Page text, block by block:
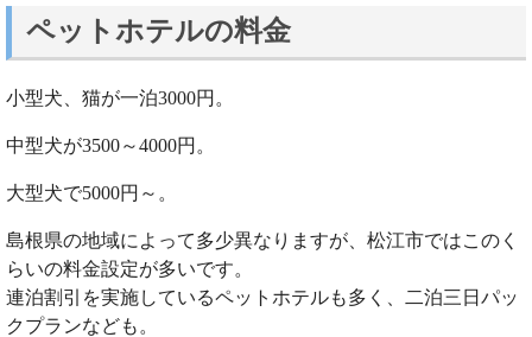
ペットホテルの料金
小型犬、猫が一泊3000円。
中型犬が3500～4000円。
大型犬で5000円～。
島根県の地域によって多少異なりますが、松江市ではこのく
らいの料金設定が多いです。
連泊割引を実施しているペットホテルも多く、二泊三日パッ
クプランなども。